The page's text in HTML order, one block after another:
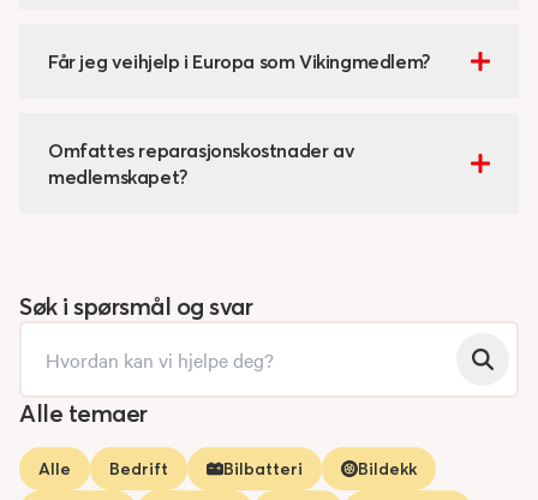
Får jeg veihjelp i Europa som Vikingmedlem?
Omfattes reparasjonskostnader av
medlemskapet?
Søk i spørsmål og svar
Alle temaer
Alle Bedrift Bilbatteri
Bildekk